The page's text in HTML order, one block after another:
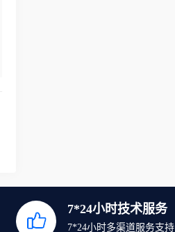
7*24小时技术服务
7*24小时多渠道服务支持